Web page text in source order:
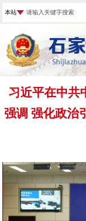
习近平在中共
强调 强化政治